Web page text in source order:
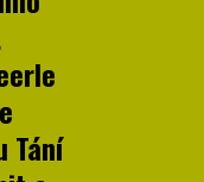
Tání